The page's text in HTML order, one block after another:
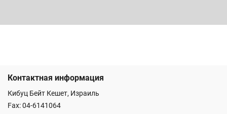
Контактная информация
Кибуц Бейт Кешет, Израиль
Fax: 04-6141064